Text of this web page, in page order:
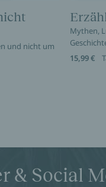
und nicht um
Mythen,
15,99 €
& Social